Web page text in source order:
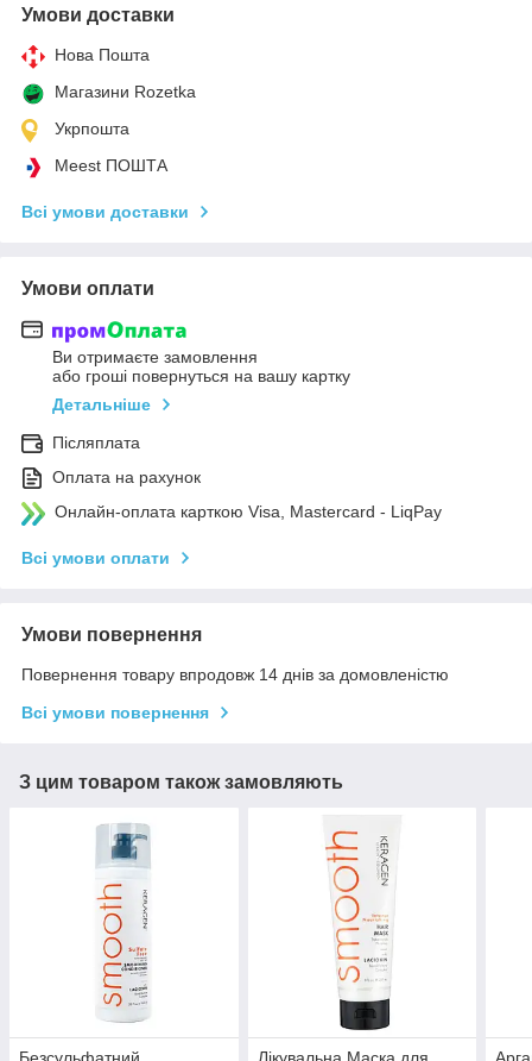
Умови доставки
Нова Пошта
Магазини Rozetka
Укрпошта
Meest ПОШТА
Всі умови доставки
Умови оплати
Ви отримаєте замовлення
або гроші повернуться на вашу картку
Детальніше
Післяплата
Оплата на рахунок
Онлайн-оплата карткою Visa, Mastercard - LiqPay
Всі умови оплати
Умови повернення
Повернення товару впродовж 14 днів за домовленістю
Всі умови повернення
З цим товаром також замовляють
Безсульфатний Лікувальна Маска для